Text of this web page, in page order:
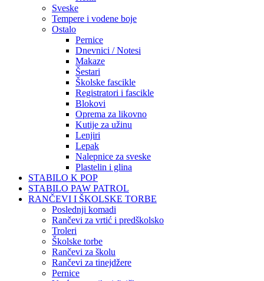
Sveske
Tempere i vodene boje
Ostalo
Pernice
Dnevnici / Notesi
Makaze
Šestari
Školske fascikle
Registratori i fascikle
Blokovi
Oprema za likovno
Kutije za užinu
Lenjiri
Lepak
Nalepnice za sveske
Plastelin i glina
STABILO K POP
STABILO PAW PATROL
RANČEVI I ŠKOLSKE TORBE
Poslednji komadi
Rančevi za vrtić i predškolsko
Troleri
Školske torbe
Rančevi za školu
Rančevi za tinejdžere
Pernice